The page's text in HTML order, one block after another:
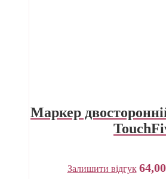
Маркер
Залишити відгук 64,00